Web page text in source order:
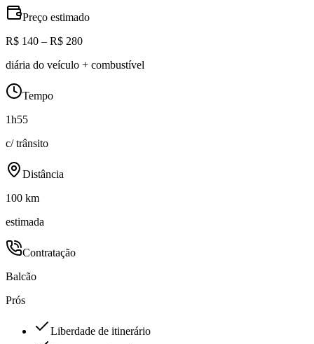
Preço estimado
R$ 140 – R$ 280
diária do veículo + combustível
Tempo
1h55
c/ trânsito
Distância
100 km
estimada
Contratação
Balcão
Prós
Liberdade de itinerário